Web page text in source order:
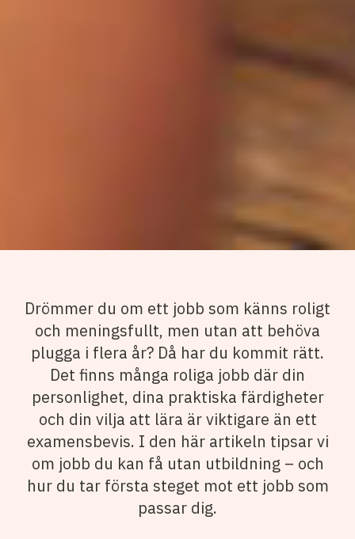
Drömmer du om ett jobb som känns roligt
och meningsfullt, men utan att behöva
plugga i flera år? Då har du kommit rätt.
Det finns många roliga jobb där din
personlighet, dina praktiska färdigheter
och din vilja att lära är viktigare än ett
examensbevis. I den här artikeln tipsar vi
om jobb du kan få utan utbildning – och
hur du tar första steget mot ett jobb som
passar dig.